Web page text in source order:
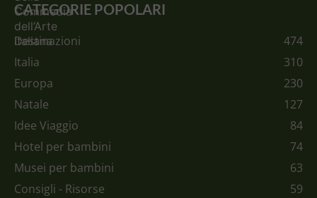
CATEGORIE POPOLARI
Destinazioni
474
Italia
310
Europa
230
Natale
127
Idee Viaggio
84
Hotel per bambini
74
Musei per bambini
63
Consigli - Risorse
59